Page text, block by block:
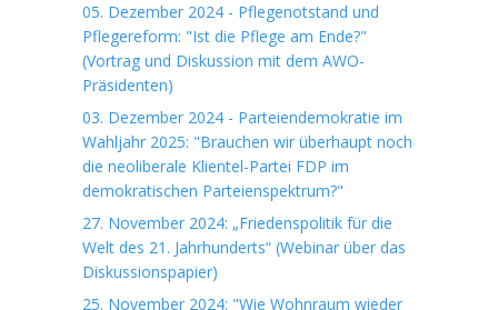
05. Dezember 2024 - Pflegenotstand und
Pflegereform: "Ist die Pflege am Ende?"
(Vortrag und Diskussion mit dem AWO-
Präsidenten)
03. Dezember 2024 - Parteiendemokratie im
Wahljahr 2025: "Brauchen wir überhaupt noch
die neoliberale Klientel-Partei FDP im
demokratischen Parteienspektrum?"
27. November 2024: „Friedenspolitik für die
Welt des 21. Jahrhunderts“ (Webinar über das
Diskussionspapier)
25. November 2024: "Wie Wohnraum wieder